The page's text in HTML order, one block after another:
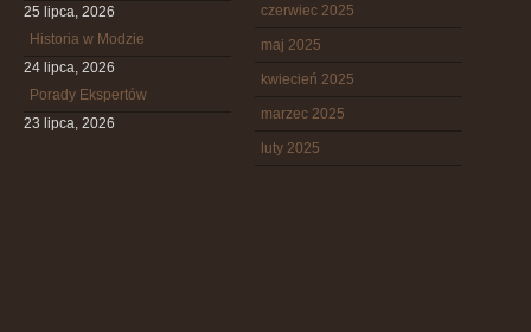
25 lipca, 2026
Historia w Modzie
24 lipca, 2026
Porady Ekspertów
23 lipca, 2026
czerwiec 2025
maj 2025
kwiecień 2025
marzec 2025
luty 2025